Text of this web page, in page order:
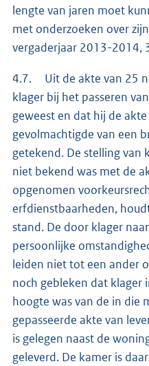
lengte van jaren moet
met onderzoeken over
vergaderjaar 2013-2014,
4.7. Uit de akte van 25
klager bij het passeren
geweest en dat hij de
gevolmachtigde van een
getekend. De stelling
niet bekend was met de
opgenomen
erfdienstbaarheden,
stand. De door klager
persoonlijke
leiden niet tot een ander
noch gebleken dat
hoogte was van de in die
gepasseerde akte van
is gelegen naast de
geleverd. De kamer is